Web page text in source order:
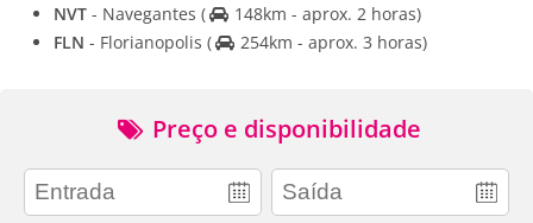
NVT - Navegantes (
148km - aprox. 2 horas)
FLN - Florianopolis ( 254km - aprox. 3 horas)
Preço e disponibilidade